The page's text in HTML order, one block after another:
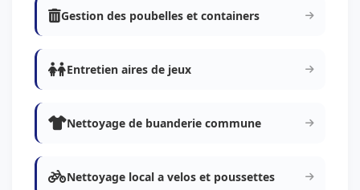
Gestion des poubelles et containers
Entretien aires de jeux
Nettoyage de buanderie commune
Nettoyage local a velos et poussettes